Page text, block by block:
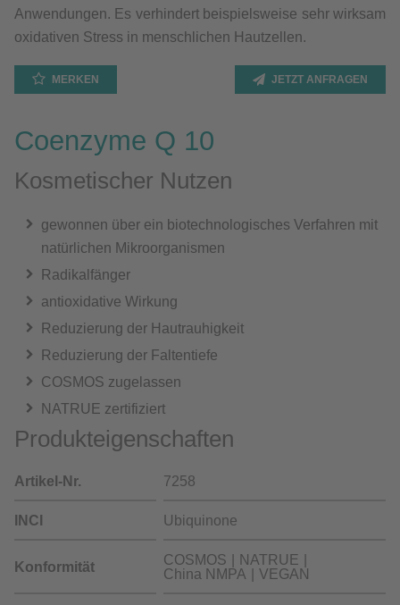
Anwendungen. Es verhindert beispielsweise sehr wirksam
oxidativen Stress in menschlichen Hautzellen.
MERKEN JETZT ANFRAGEN
Coenzyme Q 10
Kosmetischer Nutzen
gewonnen über ein biotechnologisches Verfahren mit
natürlichen Mikroorganismen
Radikalfänger
antioxidative Wirkung
Reduzierung der Hautrauhigkeit
Reduzierung der Faltentiefe
COSMOS zugelassen
NATRUE zertifiziert
Produkteigenschaften
Artikel-Nr. 7258
INCI Ubiquinone
Konformität COSMOS
NATRUE
China NMPA
VEGAN